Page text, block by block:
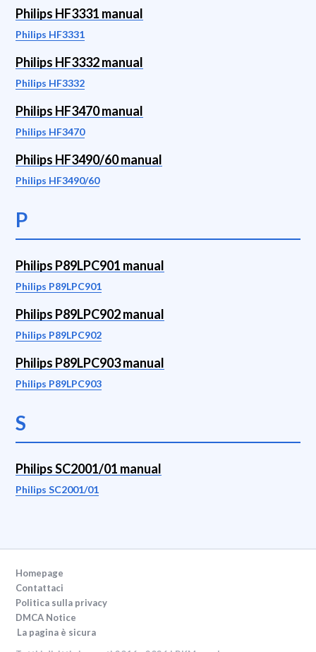
Philips HF3331 manual
Philips HF3331
Philips HF3332 manual
Philips HF3332
Philips HF3470 manual
Philips HF3470
Philips HF3490/60 manual
Philips HF3490/60
P
Philips P89LPC901 manual
Philips P89LPC901
Philips P89LPC902 manual
Philips P89LPC902
Philips P89LPC903 manual
Philips P89LPC903
S
Philips SC2001/01 manual
Philips SC2001/01
Homepage
Contattaci
Politica sulla privacy
DMCA Notice
La pagina è sicura